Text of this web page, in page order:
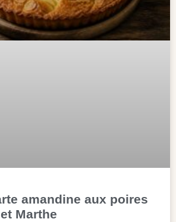
amandine aux poires
Marthe